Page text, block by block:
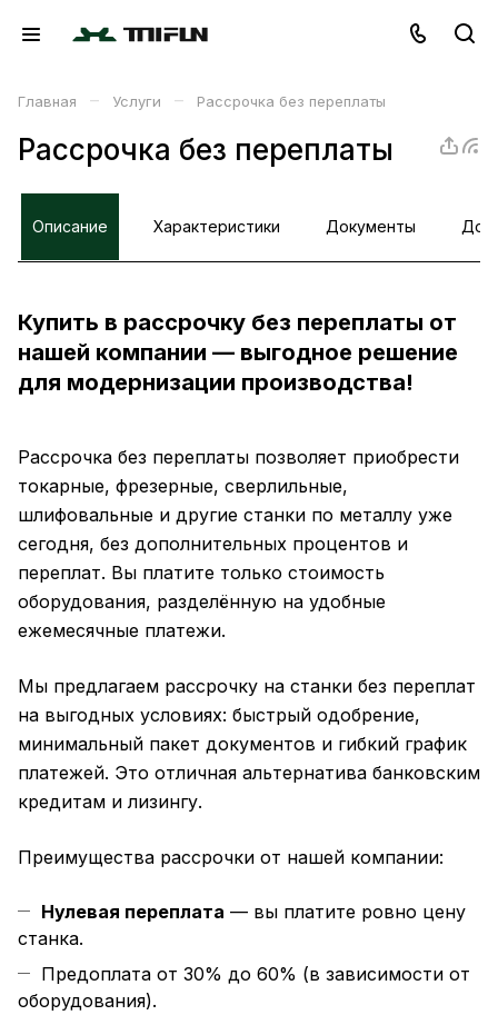
Главная – Услуги – Рассрочка без переплаты
Рассрочка без переплаты
Описание Характеристики Документы
Купить в рассрочку без переплаты от
нашей компании — выгодное решение
для модернизации производства!
Рассрочка без переплаты позволяет приобрести
токарные, фрезерные, сверлильные,
шлифовальные и другие станки по металлу уже
сегодня, без дополнительных процентов и
переплат. Вы платите только стоимость
оборудования, разделённую на удобные
ежемесячные платежи.
Мы предлагаем рассрочку на станки без переплат
на выгодных условиях: быстрый одобрение,
минимальный пакет документов и гибкий график
платежей. Это отличная альтернатива банковским
кредитам и лизингу.
Преимущества рассрочки от нашей компании:
Нулевая переплата — вы платите ровно цену
станка.
Предоплата от 30% до 60% (в зависимости от
оборудования).